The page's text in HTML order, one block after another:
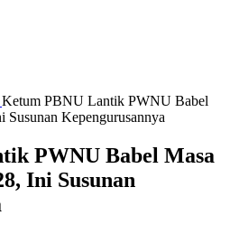
Ketum PBNU Lantik PWNU Babel
Kepengurusannya
PWNU Babel Masa
Ini Susunan